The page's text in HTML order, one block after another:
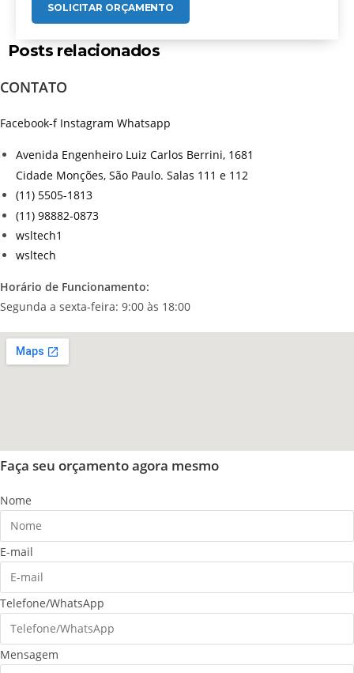
SOLICITAR ORÇAMENTO
Posts relacionados
CONTATO
Facebook-f Instagram Whatsapp
Avenida Engenheiro Luiz Carlos Berrini, 1681
Cidade Monções, São Paulo. Salas 111 e 112
(11) 5505-1813
(11) 98882-0873
wsltech1
wsltech
Horário de Funcionamento:
Segunda a sexta-feira: 9:00 às 18:00
Faça seu orçamento agora mesmo
Nome
E-mail
Telefone/WhatsApp
Mensagem